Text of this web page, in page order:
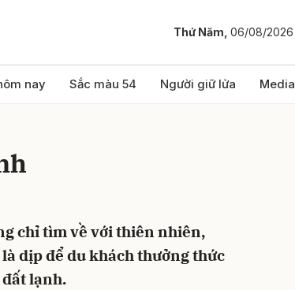
Thứ Năm, 06/08/2026
nay Sắc màu 54 Người giữ lửa Media
chỉ tìm về với thiên nhiên,
dịp để du khách thưởng thức
lạnh.
Hủy